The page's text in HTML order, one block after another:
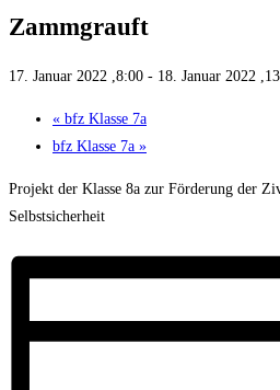
Zamm­grauft
17. Januar 2022 ,8:00 - 18. Januar 2022
« bfz Klasse 7a
bfz Klasse 7a »
Projekt der Klasse 8a zur Förderung der
Selbstsicherheit